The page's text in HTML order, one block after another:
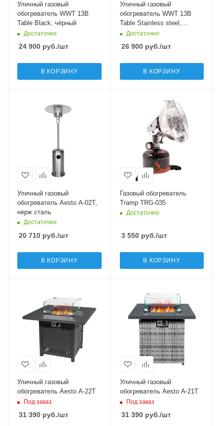
Уличный газовый
обогреватель WWT 13B
Table Black, чёрный
Достаточно
24 900 руб./шт
В КОРЗИНУ
Уличный газовый
обогреватель WWT 13B
Table Stainless steel,
серебристый
Достаточно
26 900руб./шт
В КОРЗИНУ
Уличный газовый
обогреватель Aesto A-02T,
нерж.сталь
Достаточно
20 710 руб./шт
В КОРЗИНУ
Газовый обогреватель
Tramp TRG-035
Достаточно
3 550руб./шт
В КОРЗИНУ
Уличный газовый
обогреватель Aesto A-22T
Под заказ
31 390 руб./шт
Уличный газовый
обогреватель Aesto A-21T
Под заказ
31 390руб./шт